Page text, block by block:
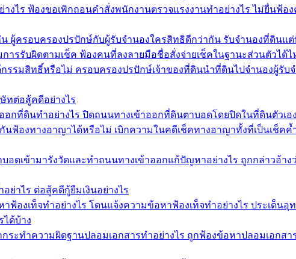
งไร ฟ้องขอเพิกถอนคำสั่งพนักงานตรวจแรงงานทำอย่างไร ไม่ยื่นฟ้
ผู้ครอบครองปรปักษ์กับผู้รับจำนองใครสิทธิดีกว่ากัน รับจำนองที่ดินแ
ารรับผิดตามเช็ค ฟ้องคนที่ลงลายมือชื่อสั่งจ่ายเช็คในฐานะส่วนตัวได้ไ
รมสิทธิ์หรือไม่ ครอบครองปรปักษ์เจ้าของที่ดินนำที่ดินไปจำนองผู้รั
ทต่อสู้คดีอย่างไร
ที่ดินทำอย่างไร ปิดถนนทางเข้าออกที่ดินตาบอดโดยปิดในที่ดินตัวเอ
ฟ้องทางอาญาได้หรือไม่ เบิกความในคดีเช็คทางอาญาทั้งที่เป็นเช็คค้
อดเข้ามารังวัดและทำถนนทางเข้าออกแก้ปัญหาอย่างไร ถูกกล่าวอ้า
ย่าไร ต่อสู้คดีกู้ยืมเงินอย่างไร
องเท็จทำอย่างไร โดนแจ้งความข้อหาฟ้องเท็จทำอย่างไร ประเด็น
ได้บ้าง
ะทำความผิดฐานปลอมเอกสารทำอย่างไร ถูกฟ้องข้อหาปลอมเอกสา